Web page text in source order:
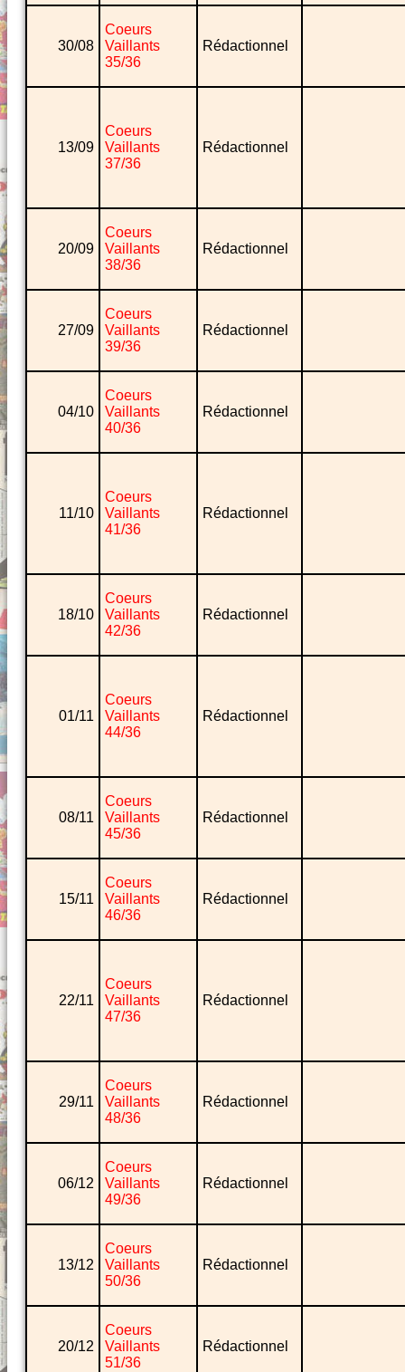
30/08
Coeurs
Vaillants
35/36
Rédactionnel
13/09
Coeurs
Vaillants
37/36
Rédactionnel
20/09
Coeurs
Vaillants
38/36
Rédactionnel
27/09
Coeurs
Vaillants
39/36
Rédactionnel
04/10
Coeurs
Vaillants
40/36
Rédactionnel
11/10
Coeurs
Vaillants
41/36
Rédactionnel
18/10
Coeurs
Vaillants
42/36
Rédactionnel
01/11
Coeurs
Vaillants
44/36
Rédactionnel
08/11
Coeurs
Vaillants
45/36
Rédactionnel
15/11
Coeurs
Vaillants
46/36
Rédactionnel
22/11
Coeurs
Vaillants
47/36
Rédactionnel
29/11
Coeurs
Vaillants
48/36
Rédactionnel
06/12
Coeurs
Vaillants
49/36
Rédactionnel
13/12
Coeurs
Vaillants
50/36
Rédactionnel
20/12
Coeurs
Vaillants
51/36
Rédactionnel